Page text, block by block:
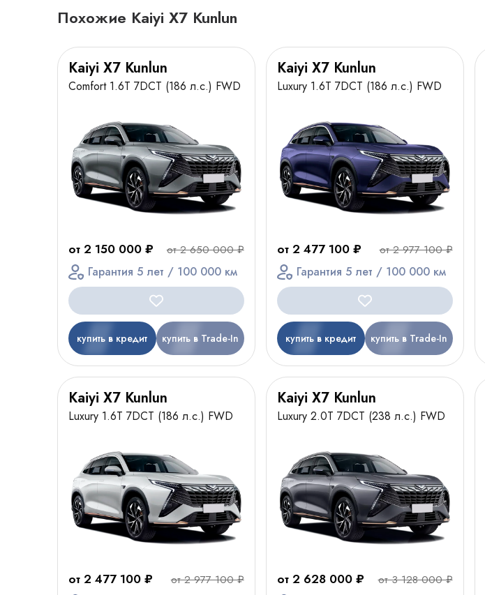
Похожие Kaiyi X7 Kunlun
Kaiyi X7 Kunlun
Comfort 1.6T 7DCT (186 л.с.) FWD
от 2 150 000 ₽ от 2 650 000 ₽
Гарантия 5 лет / 100 000 км
купить в кредит купить в Trade-In
Kaiyi X7 Kunlun
Luxury 1.6T 7DCT (186 л.с.) FWD
от 2 477 100 ₽ от 2 977 100 ₽
Гарантия 5 лет / 100 000 км
купить в кредит купить в Trade-In
Kaiyi X7 Kunlun
Luxury 1.6T 7DCT (186 л.с.) FWD
от 2 477 100 ₽ от 2 977 100 ₽
Kaiyi X7 Kunlun
Luxury 2.0T 7DCT (238 л.с.) FWD
от 2 628 000 ₽ от 3 128 000 ₽